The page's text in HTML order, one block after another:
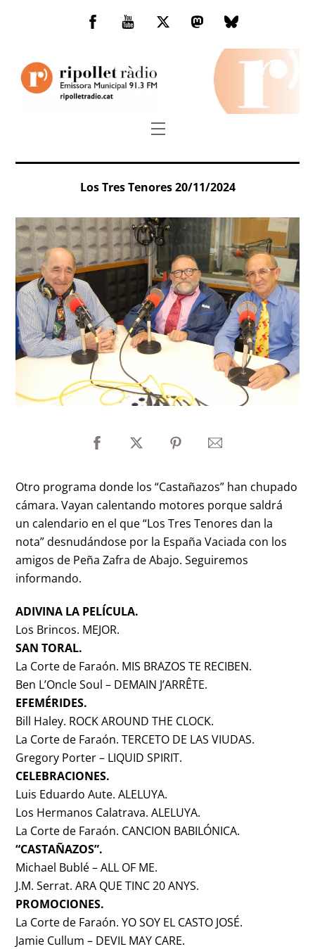
Facebook
You
TwitterMastodonBluesky
Menu
Los Tres Tenores 20/11/2024
Otro programa donde los “Castañazos” han chupado
cámara. Vayan calentando motores porque saldrá
un calendario en el que “Los Tres Tenores dan la
nota” desnudándose por la España Vaciada con los
amigos de Peña Zafra de Abajo. Seguiremos
informando.
ADIVINA LA PELÍCULA.
Los Brincos. MEJOR.
SAN TORAL.
La Corte de Faraón. MIS BRAZOS TE RECIBEN.
Ben L’Oncle Soul – DEMAIN J’ARRÊTE.
EFEMÉRIDES.
Bill Haley. ROCK AROUND THE CLOCK.
La Corte de Faraón. TERCETO DE LAS VIUDAS.
Gregory Porter – LIQUID SPIRIT.
CELEBRACIONES.
Luis Eduardo Aute. ALELUYA.
Los Hermanos Calatrava. ALELUYA.
La Corte de Faraón. CANCION BABILÓNICA.
“CASTAÑAZOS”.
Michael Bublé – ALL OF ME.
J.M. Serrat. ARA QUE TINC 20 ANYS.
PROMOCIONES.
La Corte de Faraón. YO SOY EL CASTO JOSÉ.
Jamie Cullum – DEVIL MAY CARE.